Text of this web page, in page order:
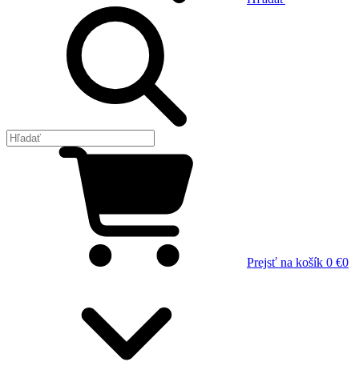
Prejsť na košík 0 €0